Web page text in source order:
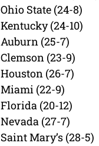
Ohio State (24-8)
Kentucky (24-10)
Auburn (25-7)
Clemson (23-9)
Houston (26-7)
Miami (22-9)
Florida (20-12)
Nevada (27-7)
Saint Mary’s (28-5)